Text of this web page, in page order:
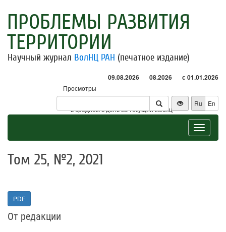
ПРОБЛЕМЫ РАЗВИТИЯ
ТЕРРИТОРИИ
Научный журнал ВолНЦ РАН (печатное издание)
09.08.2026 08.2026 с 01.01.2026
Просмотры
Посетители
* - в среднем в день за текущий месяц
Ru En
Toggle
Том 25, №2, 2021
PDF
От редакции